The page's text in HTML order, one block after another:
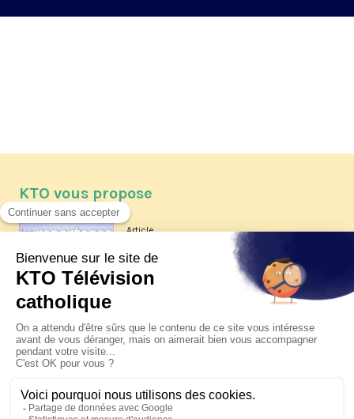
KTO vous propose
Article
Les reportages d'été 2026 de KTO
La visite pastorale du pape Léon
XIV à Assise à suivre sur KTO le
jeudi 6 août
Le pape en Uruguay, Argentine et
Pérou du 6 au 17 novembre 2026